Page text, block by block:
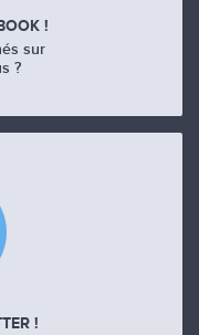
!
sur
?
!